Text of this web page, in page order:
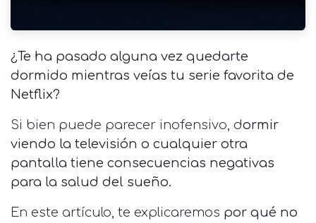
¿Te ha pasado alguna vez quedarte
dormido mientras veías tu serie favorita de
Netflix?
Si bien puede parecer inofensivo, dormir
viendo la televisión o cualquier otra
pantalla tiene consecuencias negativas
para la salud del sueño.
En este artículo, te explicaremos por qué no